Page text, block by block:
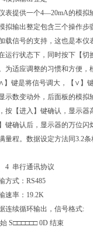
表提供一个4—20mA的模拟
拟输出整定包含三个操作步
载信号的支持，这也是本仪
运行状态下，同时按下【切
为适应调整的习惯和方便
∧】键是将信号调大，【∨】
示数变动外，后面板的模拟
按【进入】键确认，显示
键确认后，显示器的万位
量程。数据设定方法同3.2
4 串行通讯协议
方式：RS485
速率：19.2K
连续循环输出，信号格式:
S□□□□□□ 0D 结束